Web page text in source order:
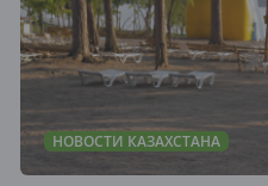
НОВОСТИ КАЗАХСТАНА